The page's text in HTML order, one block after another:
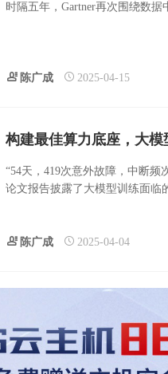
时隔五年，Gartner再次围绕数
陈广成 2025-04-15
“54天，419次意外故障，中断
论文报告披露了大模型训练面临
陈广成 2025-04-04